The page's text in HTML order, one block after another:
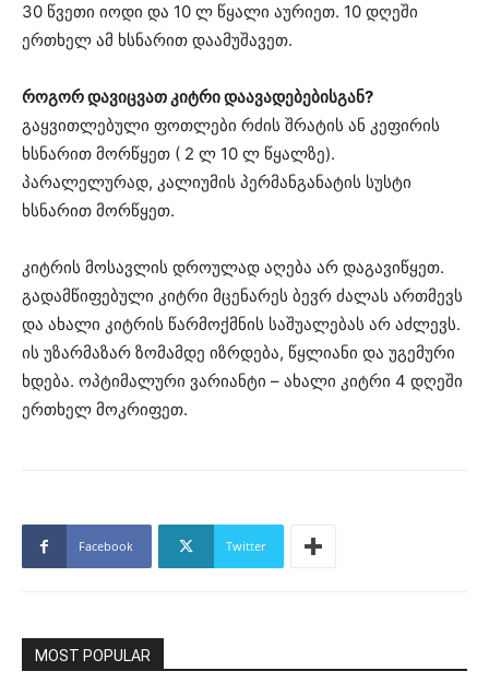
30 წვეთი იოდი და 10 ლ წყალი აურიეთ. 10 დღეში
ერთხელ ამ ხსნარით დაამუშავეთ.
როგორ დავიცვათ კიტრი დაავადებებისგან?
გაყვითლებული ფოთლები რძის შრატის ან კეფირის
ხსნარით მორწყეთ ( 2 ლ 10 ლ წყალზე).
პარალელურად, კალიუმის პერმანგანატის სუსტი
ხსნარით მორწყეთ.
კიტრის მოსავლის დროულად აღება არ დაგავიწყეთ.
გადამწიფებული კიტრი მცენარეს ბევრ ძალას ართმევს
და ახალი კიტრის წარმოქმნის საშუალებას არ აძლევს.
ის უზარმაზარ ზომამდე იზრდება, წყლიანი და უგემური
ხდება. ოპტიმალური ვარიანტი – ახალი კიტრი 4 დღეში
ერთხელ მოკრიფეთ.
Facebook Twitter
MOST POPULAR